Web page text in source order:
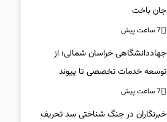
جان باخت
7 ساعت پیش
جهاددانشگاهی خراسان شمالی؛ از
توسعه خدمات تخصصی تا پیوند
دانشگاه و جامعه
7 ساعت پیش
خبرنگاران در جنگ شناختی سد تحریف